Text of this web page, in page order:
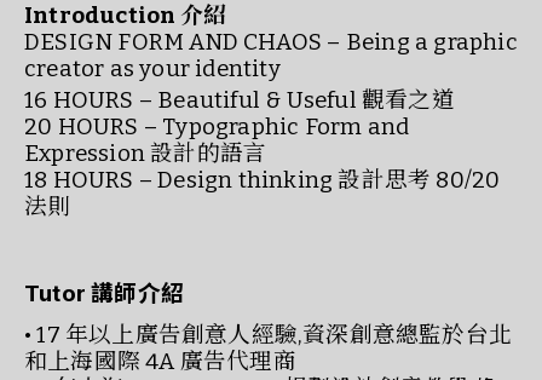
Introduction 介紹
DESIGN FORM AND CHAOS – Being a graphic
creator as your identity
16 HOURS – Beautiful & Useful 觀看之道
20 HOURS – Typographic Form and
Expression 設計的語言
18 HOURS – Design thinking 設計思考 80/20
法則
Tutor 講師介紹
• 17 年以上廣告創意人經驗,資深創意總監於台北
和上海國際 4A 廣告代理商